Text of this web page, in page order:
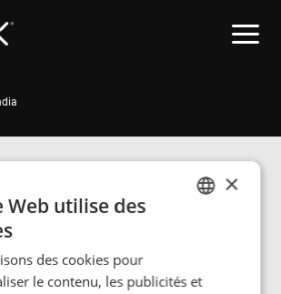
Private
Delhi-NCR
×
Web utilise des
des cookies pour
le contenu, les publicités et